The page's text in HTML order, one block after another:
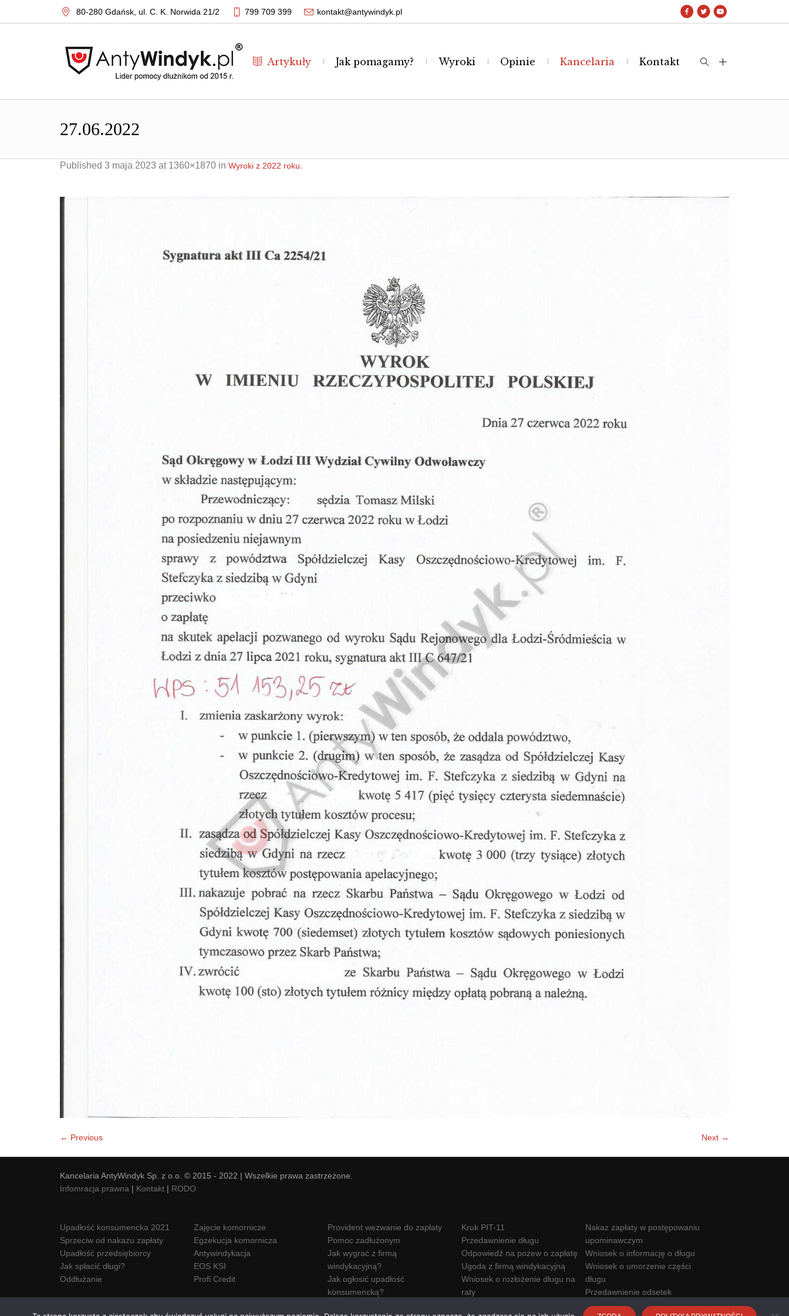
Obrona w sądzie
Reprezentacja procesowa
80-280 Gdańsk, ul. C. K. Norwida 21/2 799 709 399 kontakt@antywindyk.pl
Artykuły Jak pomagamy? Wyroki Opinie Kancelaria Kontakt
27.06.2022
Published 3 maja 2023 at 1360×1870 in Wyroki z 2022 roku.
← Previous Next →
Kancelaria AntyWindyk Sp. z o.o. © 2015 - 2022 | Wszelkie prawa zastrzeżone.
Infomracja prawna | Kontakt | RODO
Upadłość konsumencka 2021
Sprzeciw od nakazu zapłaty
Upadłość przedsiębiorcy
Jak spłacić długi?
Oddłużanie
Zajęcie komornicze
Egzekucja komornicza
Antywindykacja
EOS KSI
Profi Credit
Provident wezwanie do zapłaty
Pomoc zadłużonym
Jak wygrać z firmą
windykacyjną?
Jak ogłosić upadłość
konsumencką?
Kruk PIT-11
Przedawnienie długu
Odpowiedź na pozew o zapłatę
Ugoda z firmą windykacyjną
Wniosek o rozłożenie długu na
raty
Nakaz zapłaty w postępowaniu
upominawczym
Wniosek o informację o długu
Wniosek o umorzenie części
długu
Przedawnienie odsetek
Kwota wolna od komornika